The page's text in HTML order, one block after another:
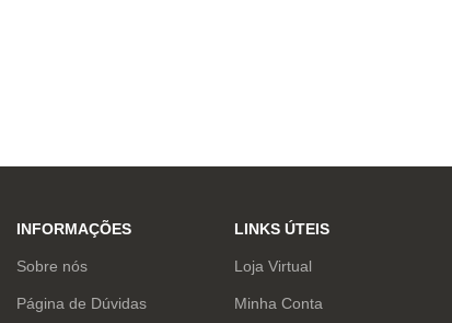
INFORMAÇÕES
Sobre nós
Página de Dúvidas
LINKS ÚTEIS
Loja Virtual
Minha Conta